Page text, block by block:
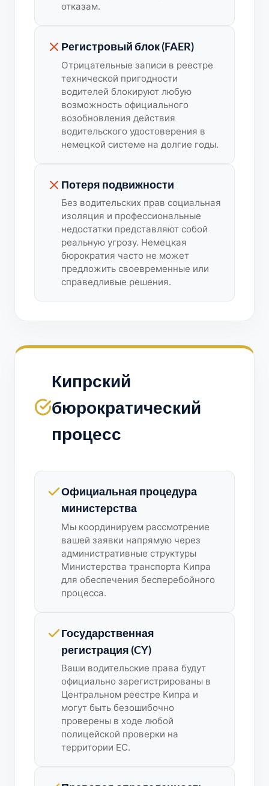
отказам.
Регистровый блок (FAER)
Отрицательные записи в реестре
технической пригодности
водителей блокируют любую
возможность официального
возобновления действия
водительского удостоверения в
немецкой системе на долгие годы.
Потеря подвижности
Без водительских прав социальная
изоляция и профессиональные
недостатки представляют собой
реальную угрозу. Немецкая
бюрократия часто не может
предложить своевременные или
справедливые решения.
Кипрский
бюрократический
процесс
Официальная процедура
министерства
Мы координируем рассмотрение
вашей заявки напрямую через
административные структуры
Министерства транспорта Кипра
для обеспечения бесперебойного
процесса.
Государственная
регистрация (CY)
Ваши водительские права будут
официально зарегистрированы в
Центральном реестре Кипра и
могут быть безошибочно
проверены в ходе любой
полицейской проверки на
территории ЕС.